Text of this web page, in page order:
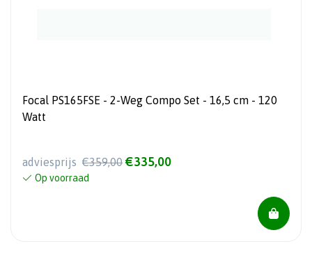
Focal PS165FSE - 2-Weg Compo Set - 16,5 cm - 120
Watt
adviesprijs €359,00 €335,00
Op voorraad